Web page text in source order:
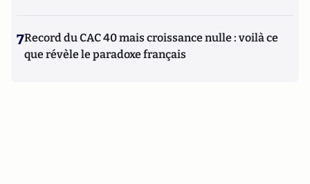
7Record du CAC 40 mais croissance nulle : voilà ce
que révèle le paradoxe français